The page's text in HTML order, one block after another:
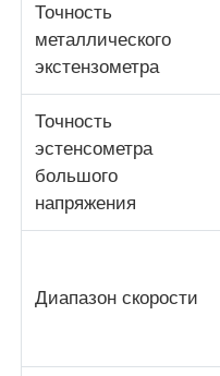
Точность
металлического
экстензометра
Точность
эстенсометра
большого
напряжения
Диапазон скорости